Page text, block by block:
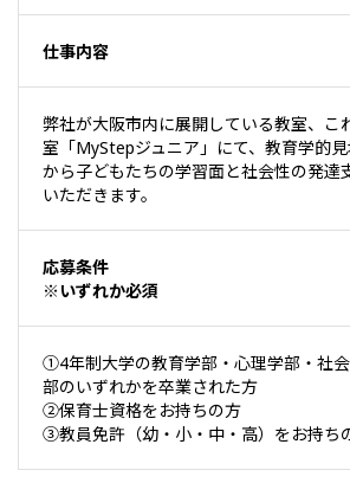
仕事内容
弊社が大阪市内に展開している教室、こ
室「MyStepジュニア」にて、教育学的
から子どもたちの学習面と社会性の発達
いただきます。
応募条件
※いずれか必須
①4年制大学の教育学部・心理学部・社
部のいずれかを卒業された方
②保育士資格をお持ちの方
③教員免許（幼・小・中・高）をお持